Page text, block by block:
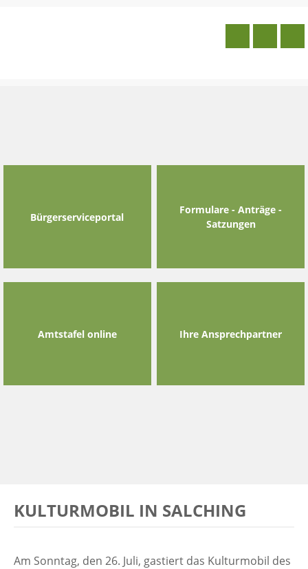
Bürgerserviceportal
Formulare - Anträge -
Satzungen
Amtstafel online Ihre Ansprechpartner
KULTURMOBIL IN SALCHING
Am Sonntag, den 26. Juli, gastiert das Kulturmobil des